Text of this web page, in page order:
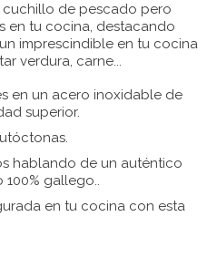
cuchillo de pescado pero
en tu cocina, destacando
imprescindible en tu cocina
verdura, carne...
en un acero inoxidable de
superior.
hablando de un auténtico
gallego..
en tu cocina con esta